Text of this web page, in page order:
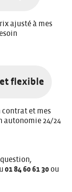
ajusté à mes
flexible
contrat et mes
autonomie 24/24
01 84 60 61 30 ou